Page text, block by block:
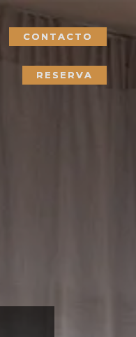
CONTACTO
RESERVA